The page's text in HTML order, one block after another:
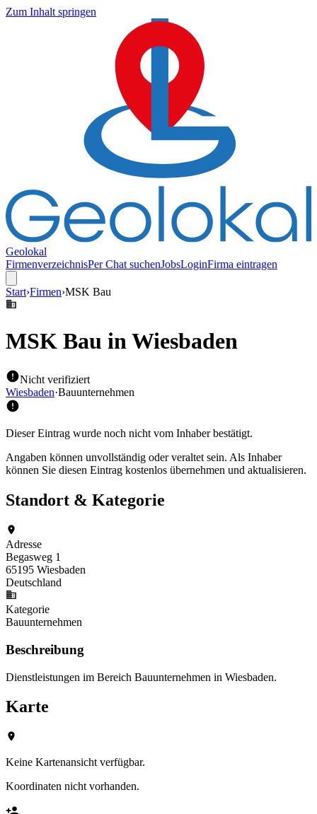
Zum Inhalt springen
Geolokal
FirmenverzeichnisPer Chat suchenJobsLoginFirma eintragen
Start›Firmen›MSK Bau
MSK Bau in Wiesbaden
Nicht verifiziert
Wiesbaden·Bauunternehmen
Dieser Eintrag wurde noch nicht vom Inhaber bestätigt.
Angaben können unvollständig oder veraltet sein. Als Inhaber
können Sie diesen Eintrag kostenlos übernehmen und aktualisieren.
Standort & Kategorie
Adresse
Begasweg 1
65195 Wiesbaden
Deutschland
Kategorie
Bauunternehmen
Beschreibung
Dienstleistungen im Bereich Bauunternehmen in Wiesbaden.
Karte
Keine Kartenansicht verfügbar.
Koordinaten nicht vorhanden.